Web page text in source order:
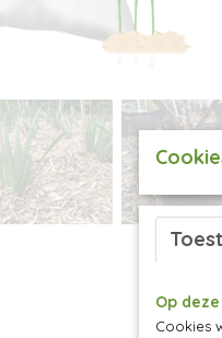
Op
Cookies